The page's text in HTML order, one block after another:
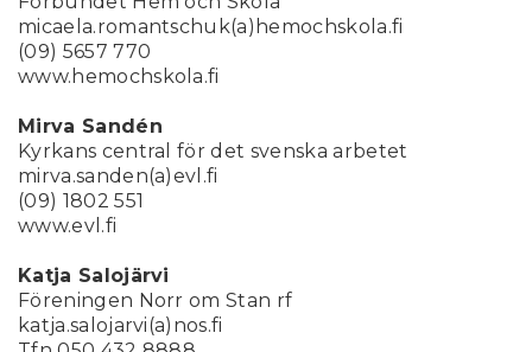
micaela.romantschuk(a)hemochskola.fi
(09) 5657 770
www.hemochskola.fi
Mirva Sandén
Kyrkans central för det svenska arbetet
mirva.sanden(a)evl.fi
(09) 1802 551
www.evl.fi
Katja Salojärvi
Föreningen Norr om Stan rf
katja.salojarvi(a)nos.fi